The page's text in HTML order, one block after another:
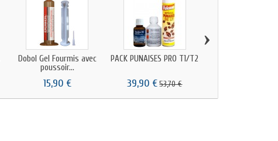
Dobol Gel Fourmis avec
poussoir...
15,90 €
PACK PUNAISES PRO T1/T2
39,90 € 53,70 €
›